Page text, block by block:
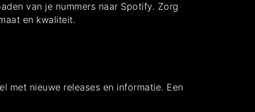
van je nummers naar Spotify. Zorg
en kwaliteit.
met nieuwe releases en informatie. Een